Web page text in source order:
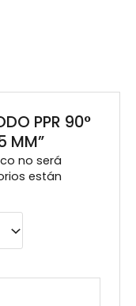
PPR 90°
MM”
no será
están